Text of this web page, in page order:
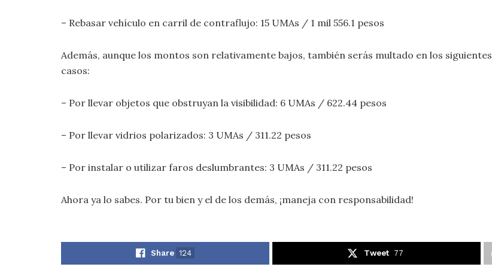
– Rebasar vehículo en carril de contraflujo: 15 UMAs / 1 mil 556.1 pesos
Además, aunque los montos son relativamente bajos, también serás multado en los siguientes
casos:
– Por llevar objetos que obstruyan la visibilidad: 6 UMAs / 622.44 pesos
– Por llevar vidrios polarizados: 3 UMAs / 311.22 pesos
– Por instalar o utilizar faros deslumbrantes: 3 UMAs / 311.22 pesos
Ahora ya lo sabes. Por tu bien y el de los demás, ¡maneja con responsabilidad!
Share 124 Tweet 77